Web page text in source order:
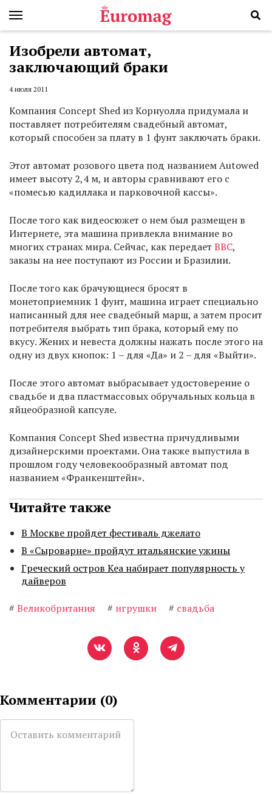
Изобрели автомат,
заключающий браки
4 июля 2011
Компания Concept Shed из Корнуолла придумала и
поставляет потребителям свадебный автомат,
который способен за плату в 1 фунт заключать браки.
Этот автомат розового цвета под названием Autowed
имеет высоту 2,4 м, и авторы сравнивают его с
«помесью кадиллака и парковочной кассы».
После того как видеосюжет о нем был размещен в
Интернете, эта машина привлекла внимание во
многих странах мира. Сейчас, как передает ВВС,
заказы на нее поступают из России и Бразилии.
После того как брачующиеся бросят в
монетоприемник 1 фунт, машина играет специально
написанный для нее свадебный марш, а затем просит
потребителя выбрать тип брака, который ему по
вкусу. Жених и невеста должны нажать после этого на
одну из двух кнопок: 1 – для «Да» и 2 – для «Выйти».
После этого автомат выбрасывает удостоверение о
свадьбе и два пластмассовых обручальных кольца в
яйцеобразной капсуле.
Компания Concept Shed известна причудливыми
дизайнерскими проектами. Она также выпустила в
прошлом году человекообразный автомат под
названием «Франкенштейн».
Читайте также
В Москве пройдет фестиваль джелато
В «Сыроварне» пройдут итальянские ужины
Греческий остров Кеа набирает популярность у
дайверов
# Великобритания # игрушки # свадьба
Комментарии (0)